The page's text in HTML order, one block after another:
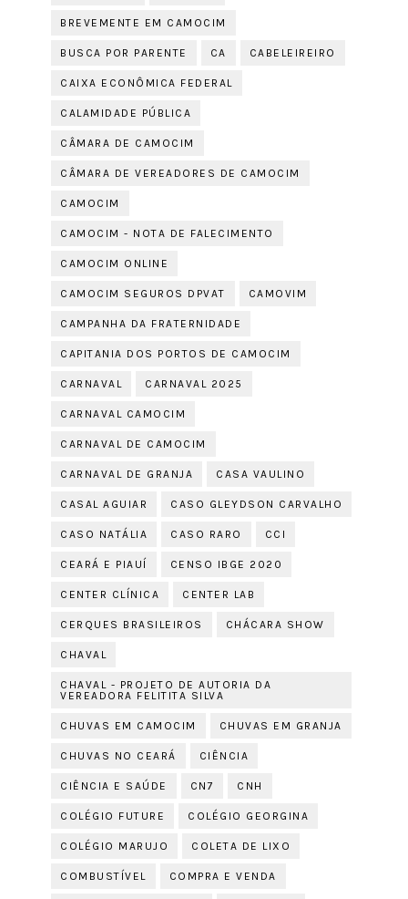
BREVEMENTE EM CAMOCIM
BUSCA POR PARENTE CA CABELEIREIRO
CAIXA ECONÔMICA FEDERAL
CALAMIDADE PÚBLICA
CÂMARA DE CAMOCIM
CÂMARA DE VEREADORES DE CAMOCIM
CAMOCIM
CAMOCIM - NOTA DE FALECIMENTO
CAMOCIM ONLINE
CAMOCIM SEGUROS DPVAT CAMOVIM
CAMPANHA DA FRATERNIDADE
CAPITANIA DOS PORTOS DE CAMOCIM
CARNAVAL CARNAVAL 2025
CARNAVAL CAMOCIM
CARNAVAL DE CAMOCIM
CARNAVAL DE GRANJA CASA VAULINO
CASAL AGUIAR CASO GLEYDSON CARVALHO
CASO NATÁLIA CASO RARO CCI
CEARÁ E PIAUÍ CENSO IBGE 2020
CENTER CLÍNICA CENTER LAB
CERQUES BRASILEIROS CHÁCARA SHOW
CHAVAL
CHAVAL - PROJETO DE AUTORIA DA
VEREADORA FELITITA SILVA
CHUVAS EM CAMOCIM CHUVAS EM GRANJA
CHUVAS NO CEARÁ CIÊNCIA
CIÊNCIA E SAÚDE CN7 CNH
COLÉGIO FUTURE COLÉGIO GEORGINA
COLÉGIO MARUJO COLETA DE LIXO
COMBUSTÍVEL COMPRA E VENDA